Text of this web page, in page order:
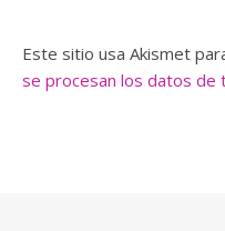
Este sitio usa Akismet
se procesan los datos de